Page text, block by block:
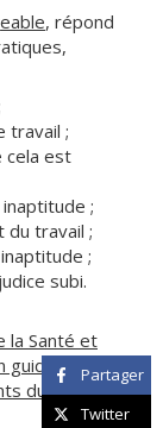
, répond
travail ;
cela est
;
du travail ;
;
subi.
la Santé et
pour
du travail
Partager
Twitter